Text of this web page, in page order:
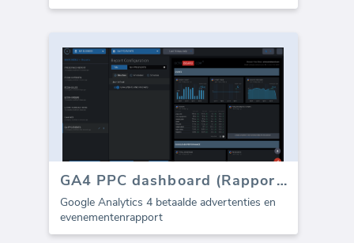
GA4 PPC dashboard (Rapport)
Google Analytics 4 betaalde advertenties en
evenementenrapport